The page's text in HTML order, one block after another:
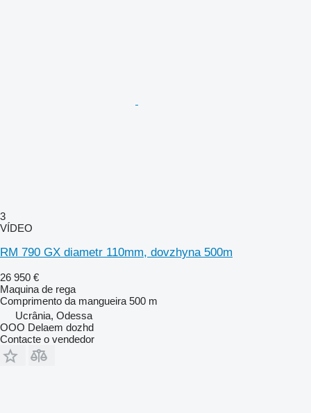
3
VÍDEO
RM 790 GX diametr 110mm, dovzhyna 500m
26 950 €
Maquina de rega
Comprimento da mangueira 500 m
Ucrânia, Odessa
OOO Delaem dozhd
Contacte o vendedor